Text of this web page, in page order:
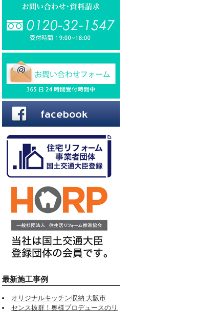
最新施工事例
オリジナルキッチン収納 大阪市
センス抜群！奥様プロデュースのリ